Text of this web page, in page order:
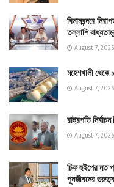
বিমানবন্দরে
তল্লাশি
August 7, 2026
মহেশখালী থেকে
August 7, 2026
রাষ্ট্রপতি
August 7, 2026
চিফ হুইপের মত
পুনর্জীবনের